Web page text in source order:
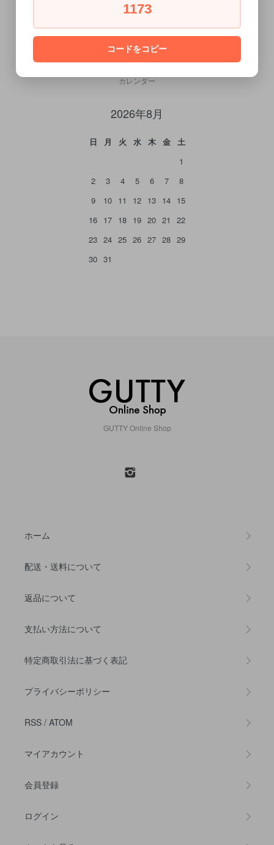
CALENDAR
カレンダー
2026年8月
日 月 火 水 木 金
土
1
2
3 4 5 6 7
8
9
10 11 12 13 14 15
16 17 18 19 20 21
22
23 24 25 26 27 28 29
30 31
GUTTY Online Shop
ホーム
配送・送料について
返品について
支払い方法について
特定商取引法に基づく表記
プライバシーポリシー
RSS / ATOM
マイアカウント
会員登録
ログイン
1173
コードをコピー